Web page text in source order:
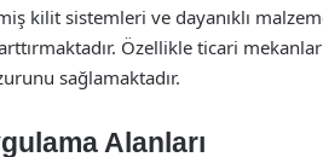
kilit sistemleri ve dayanıklı
Özellikle ticari
sağlamaktadır.
Alanları